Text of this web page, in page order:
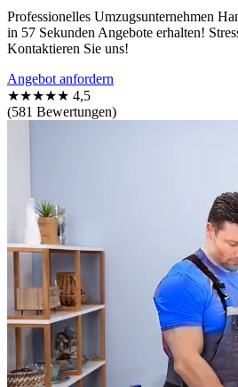
Professionelles Umzugsunternehmen
in 57 Sekunden Angebote erhalten!
Kontaktieren Sie uns!
Angebot anfordern
★★★★★ 4,5
(581 Bewertungen)